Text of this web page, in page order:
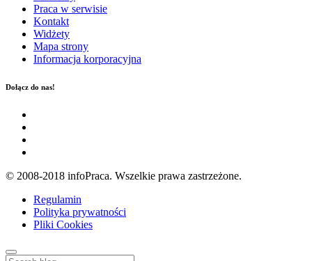
Praca w serwisie
Kontakt
Widżety
Mapa strony
Informacja korporacyjna
Dołącz do nas!
© 2008-2018 infoPraca. Wszelkie prawa zastrzeżone.
Regulamin
Polityka prywatności
Pliki Cookies